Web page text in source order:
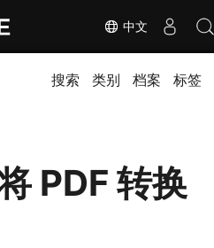
中文
搜索 类别 档案 标签
PDF 转换